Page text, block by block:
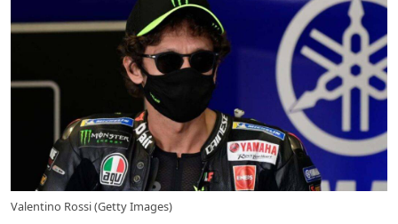
Valentino Rossi (Getty Images)